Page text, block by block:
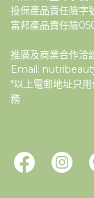
投保產品責任險字
富邦產品責任險
推廣及商業合作洽
Email:
*以上電郵地址只
務